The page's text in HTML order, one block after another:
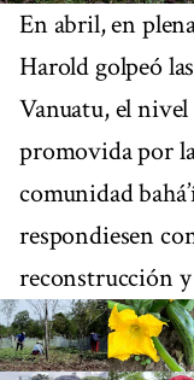
En abril, en
Harold golpeó
Vanuatu, el
promovida por
comunidad
respondiesen
reconstrucción